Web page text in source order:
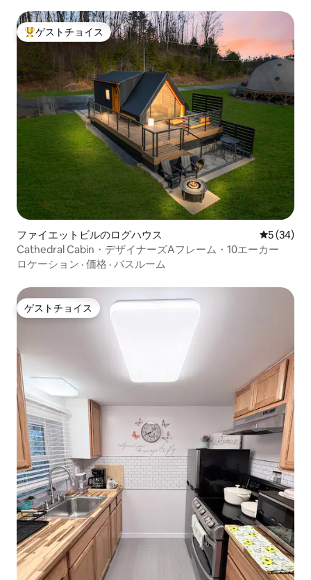
大好評のゲストチョイスです。
ゲストチョイス
ファイエットビルのログハウス レビュー
5 (34)
Cathedral Cabin・デザイナーズAフレーム・10エーカー
ロケーション · 価格 · バスルーム
ゲストチョイス
ゲストチョイス